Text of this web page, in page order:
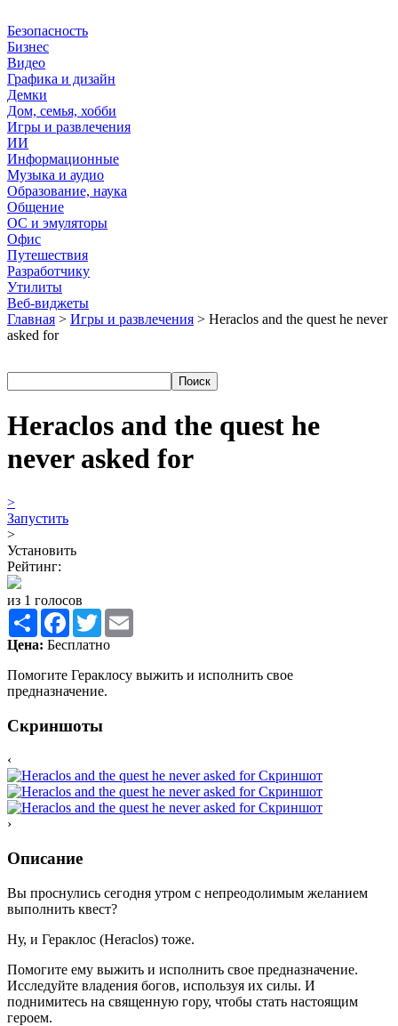
Безопасность
Бизнес
Видео
Графика и дизайн
Демки
Дом, семья, хобби
Игры и развлечения
ИИ
Информационные
Музыка и аудио
Образование, наука
Общение
ОС и эмуляторы
Офис
Путешествия
Разработчику
Утилиты
Веб-виджеты
Главная > Игры и развлечения > Heraclos and the quest he never
asked for
Heraclos and the quest he
never asked for
>
Запустить
>
Установить
Рейтинг:
из 1 голосов
Share Facebook
Twitter
Цена: Бесплатно
Помогите Гераклосу выжить и исполнить свое
предназначение.
Скриншоты
‹
›
Описание
Вы проснулись сегодня утром с непреодолимым желанием
выполнить квест?
Ну, и Гераклос (Heraclos) тоже.
Помогите ему выжить и исполнить свое предназначение.
Исследуйте владения богов, используя их силы. И
поднимитесь на священную гору, чтобы стать настоящим
героем.